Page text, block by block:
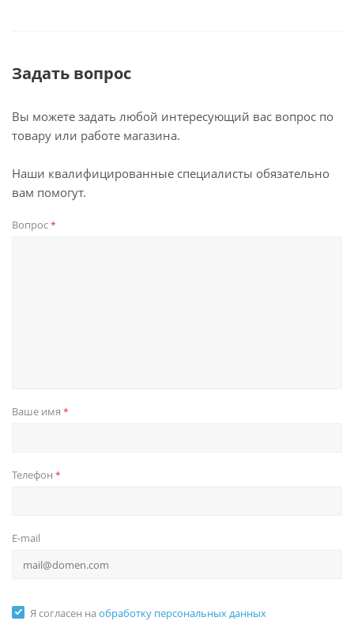
Задать вопрос
Вы можете задать любой интересующий вас вопрос по
товару или работе магазина.
Наши квалифицированные специалисты обязательно
вам помогут.
Вопрос*
Ваше имя *
Телефон *
E-mail
Я согласен на обработку персональных данных